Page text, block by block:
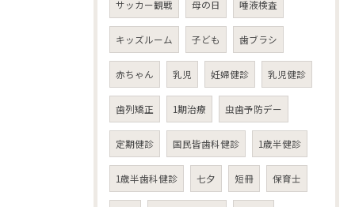
サッカー観戦 母の日 唾液検査
キッズルーム 子ども 歯ブラシ
赤ちゃん 乳児 妊婦健診 乳児健診
歯列矯正 1期治療 虫歯予防デー
定期健診 国民皆歯科健診 1歳半健診
1歳半歯科健診 七夕 短冊 保育士